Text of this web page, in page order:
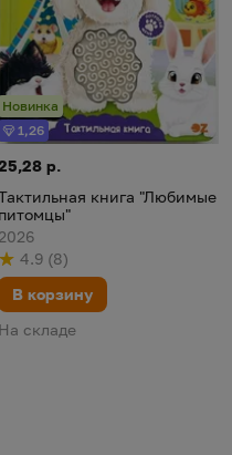
Новинка
Бонус
1,26
книга "Любимые
р.
книга "Любимые
питомцы"
2026
Рейтинг
4.9
из 5 (
по результату
8
голосов )
В корзину
На складе